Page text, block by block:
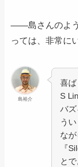
――島さんのよう
っては、非常に
島裕介
喜
S
バ
う
な
『
とで